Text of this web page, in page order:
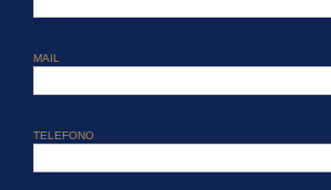
MAIL
TELEFONO